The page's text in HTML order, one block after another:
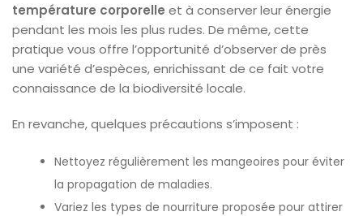
température corporelle et à conserver leur énergie
pendant les mois les plus rudes. De même, cette
pratique vous offre l’opportunité d’observer de près
une variété d’espèces, enrichissant de ce fait votre
connaissance de la biodiversité locale.
En revanche, quelques précautions s’imposent :
Nettoyez régulièrement les mangeoires pour éviter
la propagation de maladies.
Variez les types de nourriture proposée pour attirer